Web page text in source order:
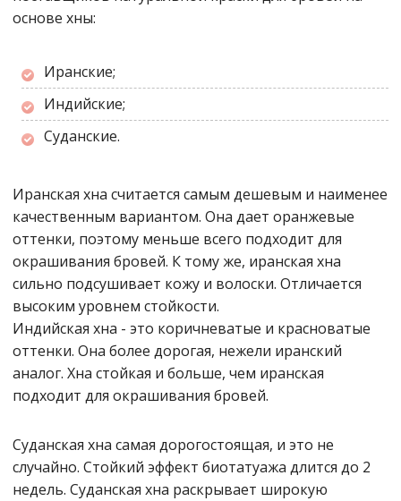
основе хны:
Иранские;
Индийские;
Суданские.
Иранская хна считается самым дешевым и наименее
качественным вариантом. Она дает оранжевые
оттенки, поэтому меньше всего подходит для
окрашивания бровей. К тому же, иранская хна
сильно подсушивает кожу и волоски. Отличается
высоким уровнем стойкости.
Индийская хна - это коричневатые и красноватые
оттенки. Она более дорогая, нежели иранский
аналог. Хна стойкая и больше, чем иранская
подходит для окрашивания бровей.
Суданская хна самая дорогостоящая, и это не
случайно. Стойкий эффект биотатуажа длится до 2
недель. Суданская хна раскрывает широкую